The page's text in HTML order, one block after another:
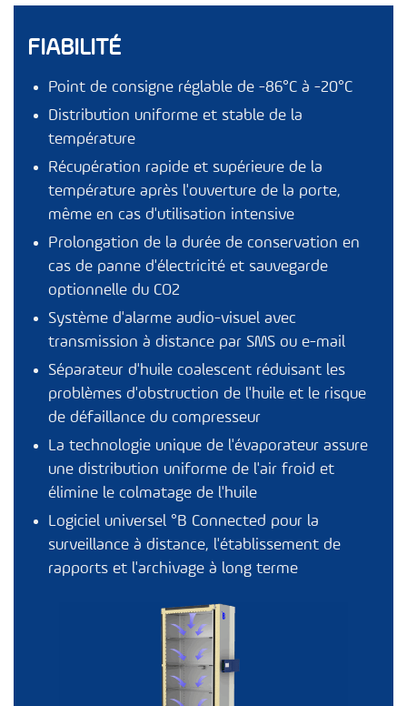
FIABILITÉ
Point de consigne réglable de -86°C à -20°C
Distribution uniforme et stable de la
température
Récupération rapide et supérieure de la
température après l'ouverture de la porte,
même en cas d'utilisation intensive
Prolongation de la durée de conservation en
cas de panne d'électricité et sauvegarde
optionnelle du CO2
Système d'alarme audio-visuel avec
transmission à distance par SMS ou e-mail
Séparateur d'huile coalescent réduisant les
problèmes d'obstruction de l'huile et le risque
de défaillance du compresseur
La technologie unique de l'évaporateur assure
une distribution uniforme de l'air froid et
élimine le colmatage de l'huile
Logiciel universel °B Connected pour la
surveillance à distance, l'établissement de
rapports et l'archivage à long terme